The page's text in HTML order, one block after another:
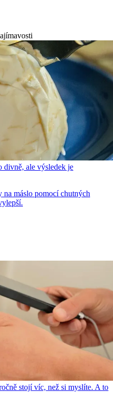
divně, ale výsledek je
na máslo pomocí chutných
stojí víc, než si myslíte. A to